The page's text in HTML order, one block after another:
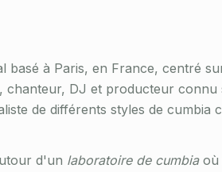
basé à Paris, en France, centré
chanteur, DJ et producteur connu
de différents styles de cumbia
d'un laboratoire de cumbiaoù